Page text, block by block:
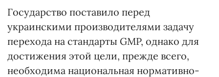
Государство поставило перед
украинскими производителями задачу
перехода на стандарты GMP, однако для
достижения этой цели, прежде всего,
необходима национальная нормативно-